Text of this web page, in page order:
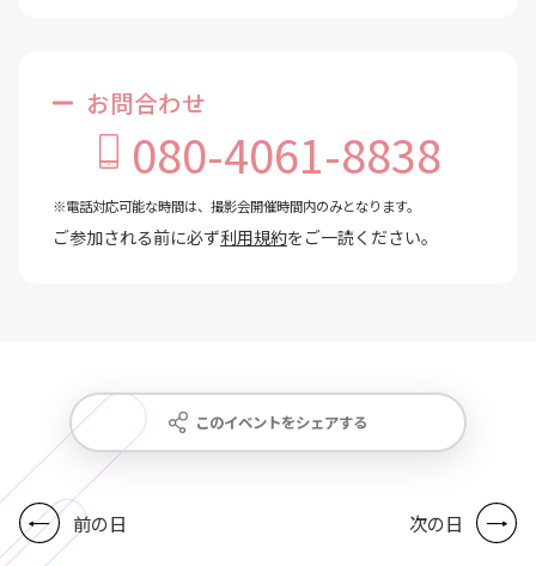
お問合わせ
080-4061-8838
※電話対応可能な時間は、撮影会開催時間内のみとなります。
ご参加される前に必ず利用規約をご一読ください。
このイベントをシェアする
前の日 次の日